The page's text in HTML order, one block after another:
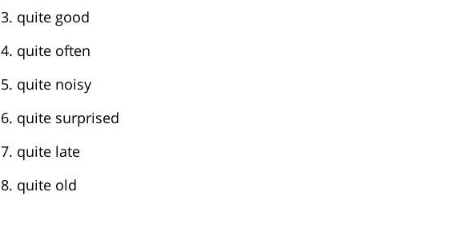
3. quite good
4. quite often
5. quite noisy
6. quite surprised
7. quite late
8. quite old